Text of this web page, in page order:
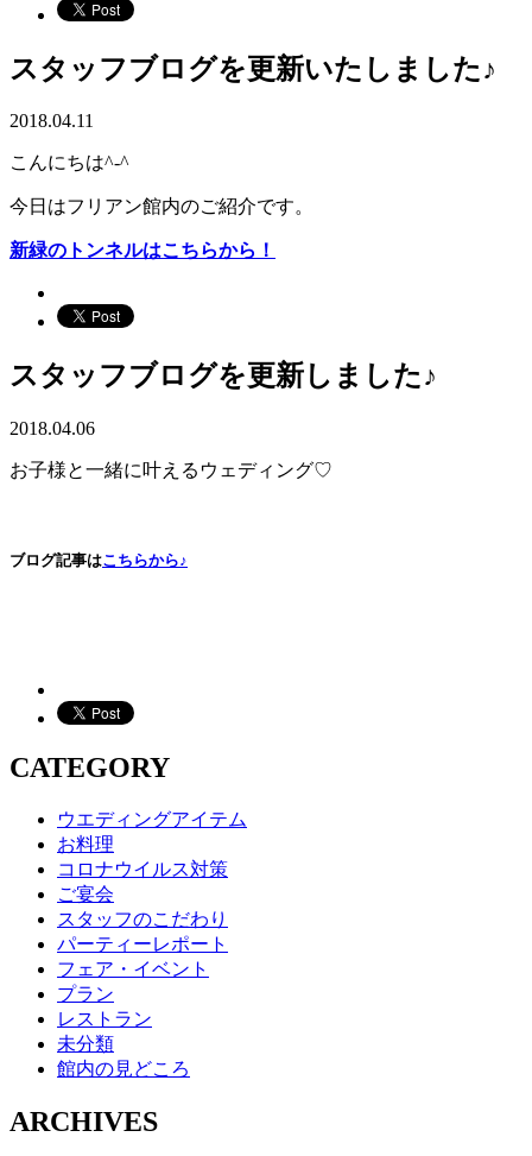
スタッフブログを更新いたしました♪
2018.04.11
こんにちは^-^
今日はフリアン館内のご紹介です。
新緑のトンネルはこちらから！
スタッフブログを更新しました♪
2018.04.06
お子様と一緒に叶えるウェディング♡
ブログ記事はこちらから♪
CATEGORY
ウエディングアイテム
お料理
コロナウイルス対策
ご宴会
スタッフのこだわり
パーティーレポート
フェア・イベント
プラン
レストラン
未分類
館内の見どころ
ARCHIVES